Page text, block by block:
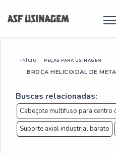
INÍCIO PEÇAS PARA USINAGEM
BROCA HELICOIDAL DE
Buscas relacionadas:
Cabeçote multifuso para centro
Suporte axial industrial barato